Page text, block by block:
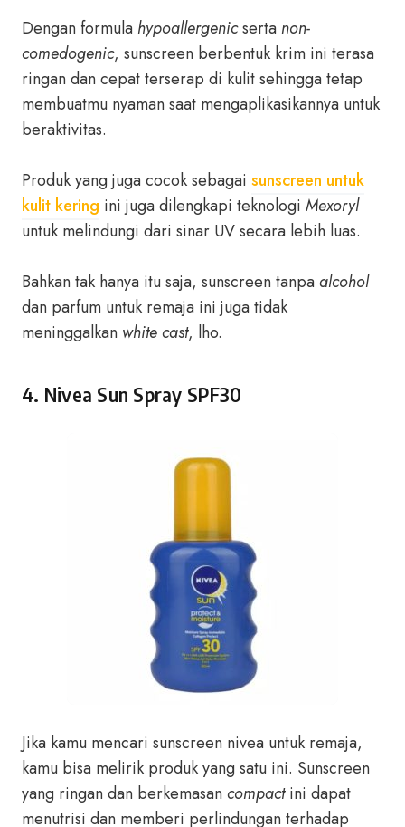
Dengan formula hypoallergenicsertanon-
comedogenic, sunscreen berbentuk krim ini terasa
ringan dan cepat terserap di kulit sehingga tetap
membuatmu nyaman saat mengaplikasikannya untuk
beraktivitas.
Produk yang juga cocok sebagai sunscreen untuk
kulit kering ini juga dilengkapi teknologi Mexoryl
untuk melindungi dari sinar UV secara lebih luas.
Bahkan tak hanya itu saja, sunscreen tanpaalcohol
dan parfum untuk remaja ini juga tidak
meninggalkan white cast, lho.
4. Nivea Sun Spray SPF30
Jika kamu mencari sunscreen nivea untuk remaja,
kamu bisa melirik produk yang satu ini. Sunscreen
yang ringan dan berkemasancompactini dapat
menutrisi dan memberi perlindungan terhadap